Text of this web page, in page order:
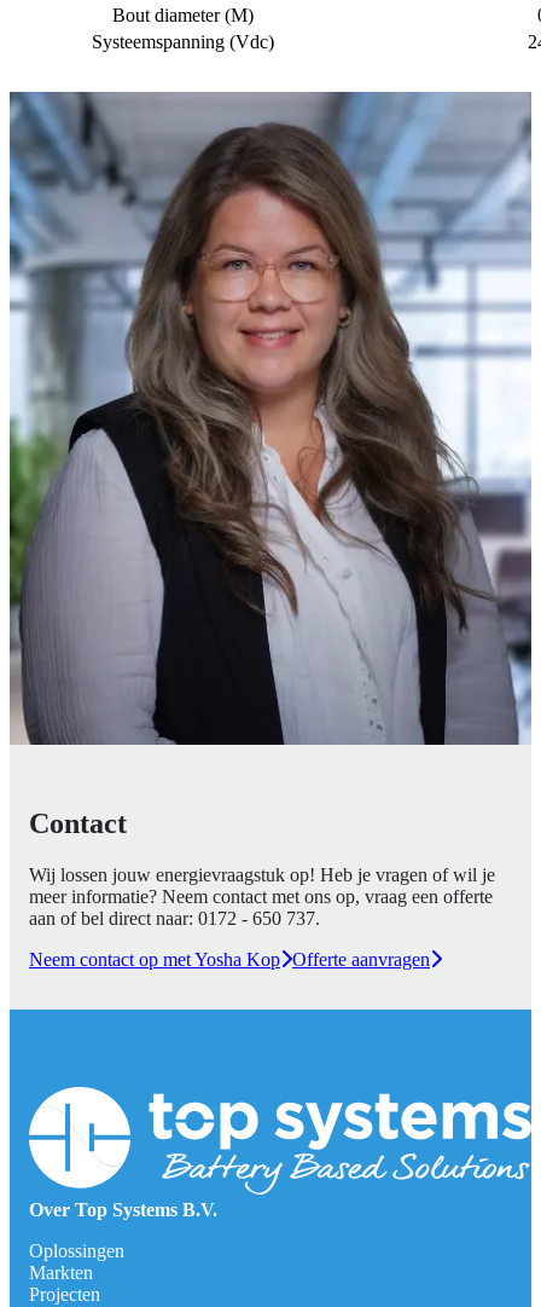
Bout diameter (M)
Systeemspanning (Vdc)
Contact
Wij lossen jouw energievraagstuk op! Heb je vragen of wil je
meer informatie? Neem contact met ons op, vraag een offerte
aan of bel direct naar: 0172 - 650 737.
Neem contact op met Yosha Kop Offerte aanvragen
Over Top Systems B.V.
Oplossingen
Markten
Projecten